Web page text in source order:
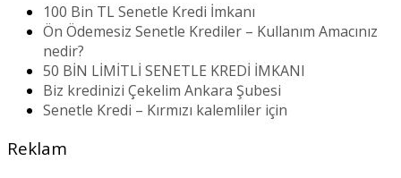
100 Bin TL Senetle Kredi İmkanı
Ön Ödemesiz Senetle Krediler – Kullanım Amacınız
nedir?
50 BİN LİMİTLİ SENETLE KREDİ İMKANI
Biz kredinizi Çekelim Ankara Şubesi
Senetle Kredi – Kırmızı kalemliler için
Reklam